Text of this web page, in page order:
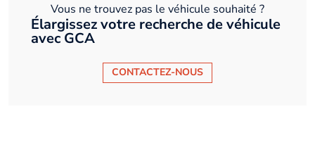
Vous ne trouvez pas le véhicule souhaité ?
Élargissez votre recherche de véhicule
avec GCA
CONTACTEZ-NOUS